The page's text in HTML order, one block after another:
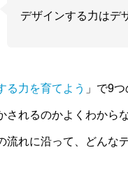
デザインする力はデ
る力を育てよう 」で9
されるのかよくわから
流れに沿って、どんな